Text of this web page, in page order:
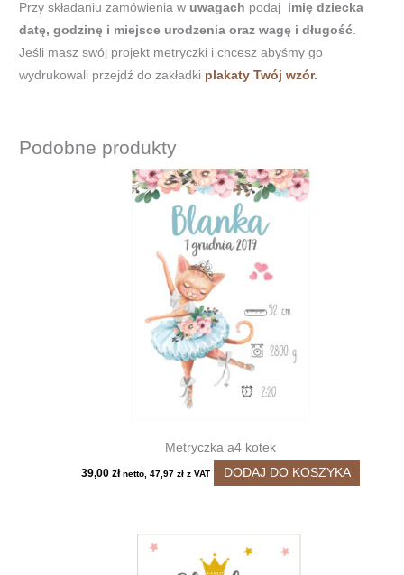
Przy składaniu zamówienia w uwagach podaj imię dziecka
datę, godzinę i miejsce urodzenia oraz wagę i długość.
Jeśli masz swój projekt metryczki i chcesz abyśmy go
wydrukowali przejdź do zakładki plakaty Twój wzór.
Podobne produkty
Metryczka a4 kotek
39,00zł netto,47,97zł z VAT DODAJ DO KOSZYKA